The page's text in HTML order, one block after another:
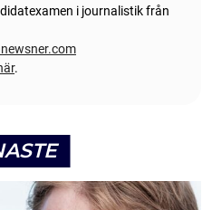
i journalistik från
.